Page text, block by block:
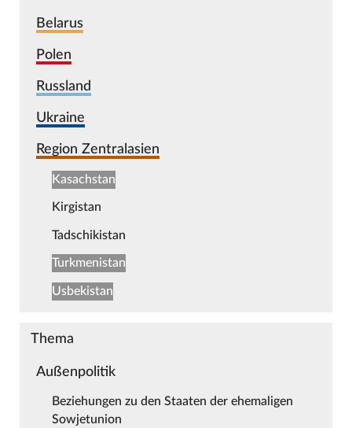
Belarus
Polen
Russland
Ukraine
Region Zentralasien
Kasachstan
Kirgistan
Tadschikistan
Turkmenistan
Usbekistan
Thema
Außenpolitik
Beziehungen zu den Staaten der ehemaligen
Sowjetunion